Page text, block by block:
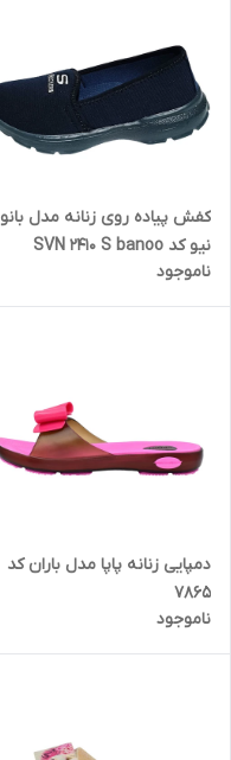
کفش پیاده روی زنانه مدل بانو
نیو کد SVN 2410 S banoo
ناموجود
دمپایی زنانه پاپا مدل باران کد
7865
ناموجود